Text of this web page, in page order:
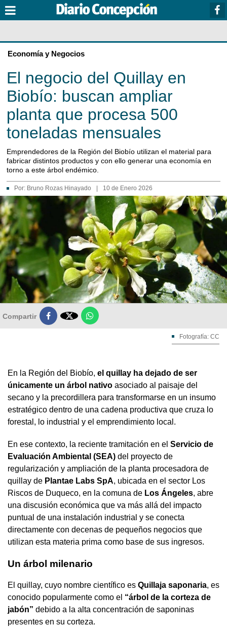
Economía y Negocios
El negocio del Quillay en
Biobío: buscan ampliar
planta que procesa 500
toneladas mensuales
Emprendedores de la Región del Biobío utilizan el material para
fabricar distintos productos y con ello generar una economía en
torno a este árbol endémico.
Por: Bruno Rozas Hinayado 10 de Enero 2026
Compartir 
Fotografía: CC
En la Región del Biobío, el quillay ha dejado de ser
únicamente un árbol nativo asociado al paisaje del
secano y la precordillera para transformarse en un insumo
estratégico dentro de una cadena productiva que cruza lo
forestal, lo industrial y el emprendimiento local.
En ese contexto, la reciente tramitación en el Servicio de
Evaluación Ambiental (SEA) del proyecto de
regularización y ampliación de la planta procesadora de
quillay de Plantae Labs SpA, ubicada en el sector Los
Riscos de Duqueco, en la comuna de Los Ángeles, abre
una discusión económica que va más allá del impacto
puntual de una instalación industrial y se conecta
directamente con decenas de pequeños negocios que
utilizan esta materia prima como base de sus ingresos.
Un árbol milenario
El quillay, cuyo nombre científico es Quillaja saponaria, es
conocido popularmente como el “árbol de la corteza de
jabón” debido a la alta concentración de saponinas
presentes en su corteza.